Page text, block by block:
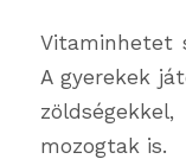
Vitaminhetet
A gyerekek
mozogtak is.